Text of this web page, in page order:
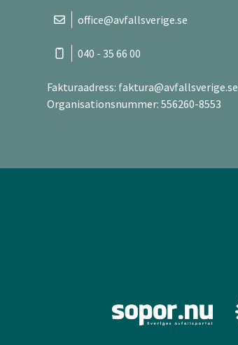
office@avfallsverige.se
040 - 35 66 00
Fakturaadress: faktura@avfallsverige.se
Organisationsnummer: 556260-8553